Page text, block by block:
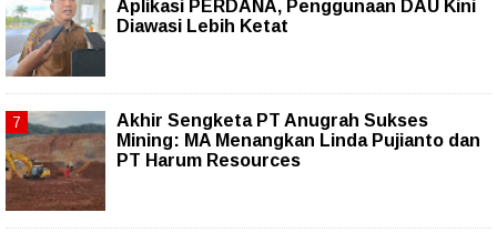
Aplikasi PERDANA, Penggunaan DAU Kini
Diawasi Lebih Ketat
Akhir Sengketa PT Anugrah Sukses
Mining: MA Menangkan Linda Pujianto dan
PT Harum Resources